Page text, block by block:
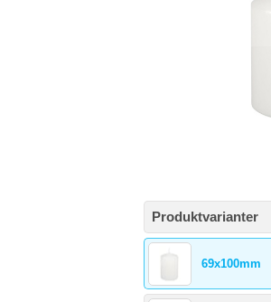
Produktvarianter
69x100mm